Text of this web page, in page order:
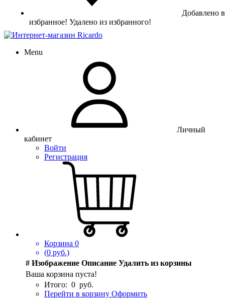
Добавлено в
избранное! Удалено из избранного!
Menu
Личный
кабинет
Войти
Регистрация
Корзина 0
(0 руб.)
# Изображение Описание Удалить из корзины
Ваша корзина пуста!
Итого: 0 руб.
Перейти в корзину Оформить